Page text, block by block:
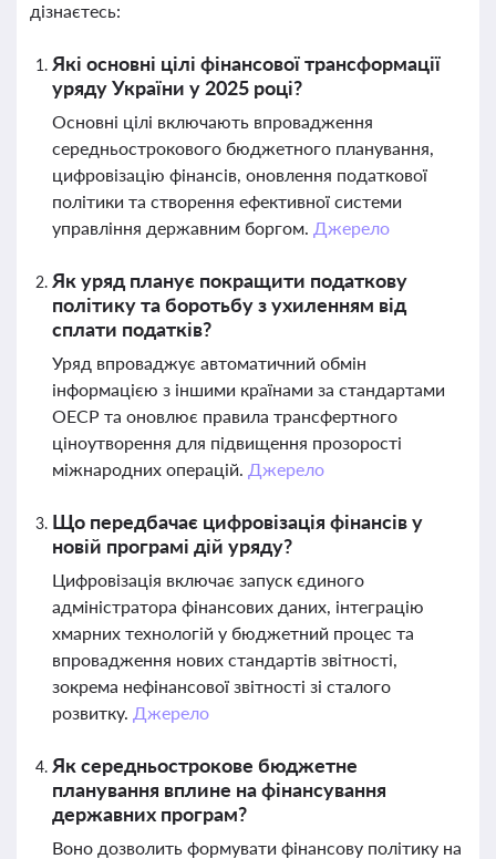
дізнаєтесь:
Які основні цілі фінансової трансформації
уряду України у 2025 році?
Основні цілі включають впровадження
середньострокового бюджетного планування,
цифровізацію фінансів, оновлення податкової
політики та створення ефективної системи
управління державним боргом. Джерело
Як уряд планує покращити податкову
політику та боротьбу з ухиленням від
сплати податків?
Уряд впроваджує автоматичний обмін
інформацією з іншими країнами за стандартами
ОЕСР та оновлює правила трансфертного
ціноутворення для підвищення прозорості
міжнародних операцій. Джерело
Що передбачає цифровізація фінансів у
новій програмі дій уряду?
Цифровізація включає запуск єдиного
адміністратора фінансових даних, інтеграцію
хмарних технологій у бюджетний процес та
впровадження нових стандартів звітності,
зокрема нефінансової звітності зі сталого
розвитку. Джерело
Як середньострокове бюджетне
планування вплине на фінансування
державних програм?
Воно дозволить формувати фінансову політику на